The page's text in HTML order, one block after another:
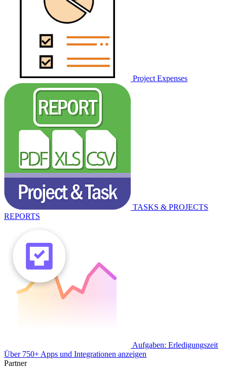
Project Expenses
TASKS & PROJECTS
REPORTS
Aufgaben: Erledigungszeit
Über 750+ Apps und Integrationen anzeigen
Partner